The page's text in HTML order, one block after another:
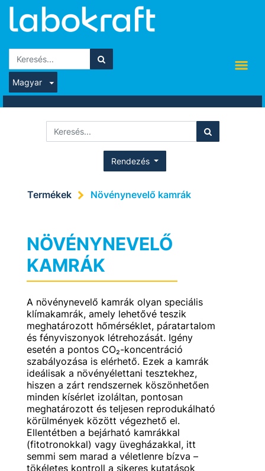
Magyar
Rendezés
Termékek Növénynevelő kamrák
NÖVÉNYNEVELŐ
KAMRÁK
A növénynevelő kamrák olyan speciális
klímakamrák, amely lehetővé teszik
meghatározott hőmérséklet, páratartalom
és fényviszonyok létrehozását. Igény
esetén a pontos CO₂-koncentráció
szabályozása is elérhető. Ezek a kamrák
ideálisak a növényélettani tesztekhez,
hiszen a zárt rendszernek köszönhetően
minden kísérlet izoláltan, pontosan
meghatározott és teljesen reprodukálható
körülmények között végezhető el.
Ellentétben a bejárható kamrákkal
(fitotronokkal) vagy üvegházakkal, itt
semmi sem marad a véletlenre bízva –
tökéletes kontroll a sikeres kutatások